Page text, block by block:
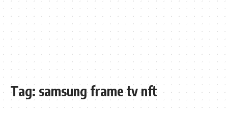
Tag: samsung frame tv nft